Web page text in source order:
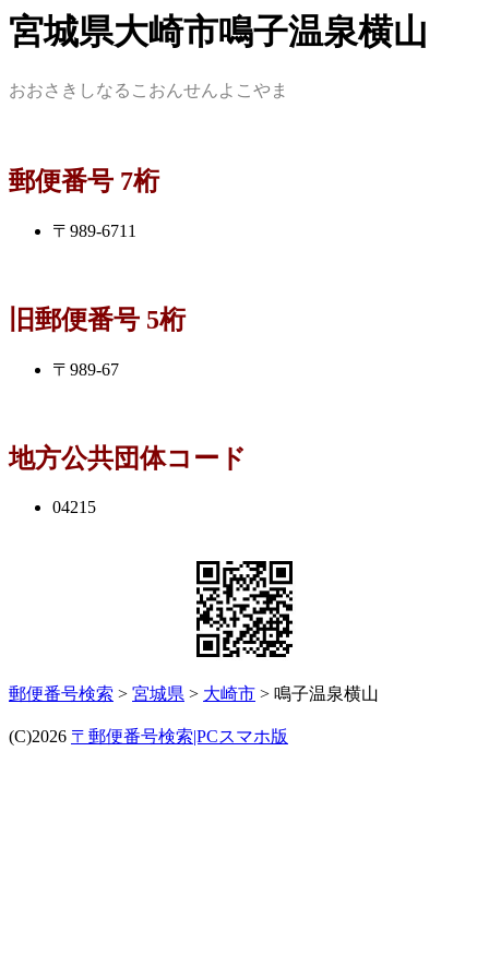
宮城県大崎市鳴子温泉横山
おおさきしなるこおんせんよこやま
郵便番号 7桁
〒989-6711
旧郵便番号 5桁
〒989-67
地方公共団体コード
04215
郵便番号検索 > 宮城県 > 大崎市 > 鳴子温泉横山
(C)2026 〒郵便番号検索|PCスマホ版